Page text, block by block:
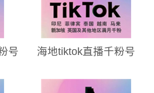
号 海地tiktok直播千粉号